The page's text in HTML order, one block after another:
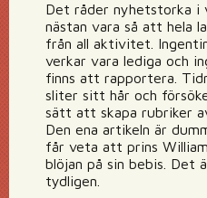
Det råder nyhetstorka i
nästan vara så att hela
från all aktivitet.
verkar vara lediga och
finns att rapportera.
sliter sitt hår och
sätt att skapa rubriker
Den ena artikeln är
får veta att prins
blöjan på sin bebis. Det
tydligen.